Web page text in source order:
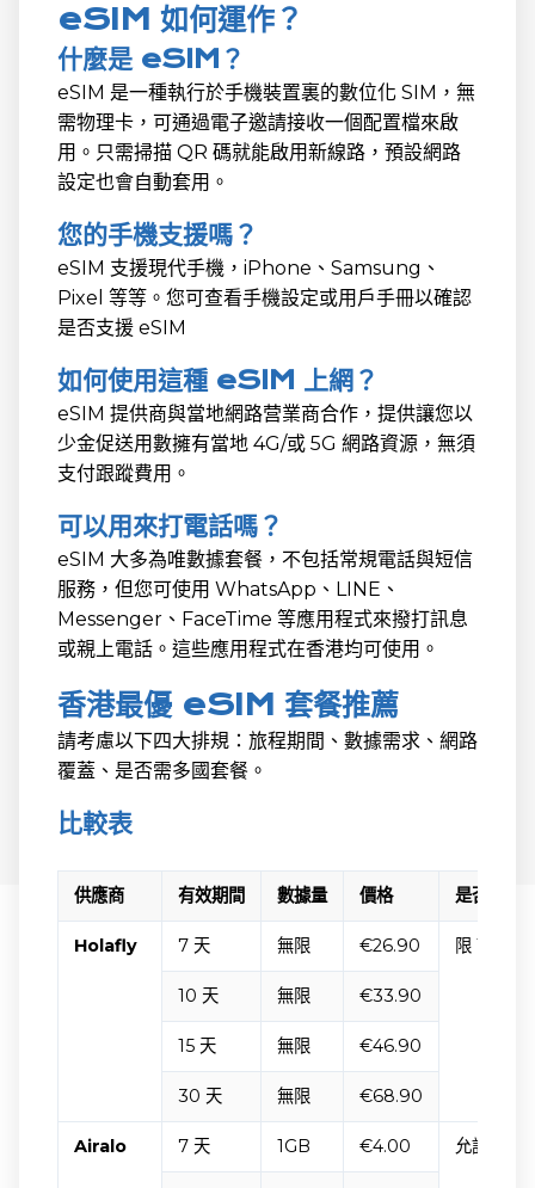
eSIM 如何運作？
什麼是 eSIM？
eSIM 是一種執行於手機裝置裏的數位化 SIM，無
需物理卡，可通過電子邀請接收一個配置檔來啟
用。只需掃描 QR 碼就能啟用新線路，預設網路
設定也會自動套用。
您的手機支援嗎？
eSIM 支援現代手機，iPhone、Samsung、
Pixel 等等。您可查看手機設定或用戶手冊以確認
是否支援 eSIM
如何使用這種 eSIM 上網？
eSIM 提供商與當地網路营業商合作，提供讓您以
少金促送用數擁有當地 4G/或 5G 網路資源，無須
支付跟蹤費用。
可以用來打電話嗎？
eSIM 大多為唯數據套餐，不包括常規電話與短信
服務，但您可使用 WhatsApp、LINE、
Messenger、FaceTime 等應用程式來撥打訊息
或親上電話。這些應用程式在香港均可使用。
香港最優 eSIM 套餐推薦
請考慮以下四大排規：旅程期間、數據需求、網路
覆蓋、是否需多國套餐。
比較表
供應商 有效期間 數據量 價格 是否允許
Holafly 7 天 無限 €26.90 限 1GB/天
10 天 無限 €33.90
15 天 無限 €46.90
30 天 無限 €68.90
Airalo 7 天 1GB €4.00 允許無限